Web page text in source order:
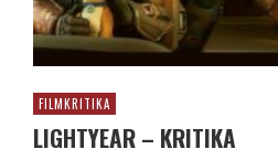
FILMKRITIKA
LIGHTYEAR – KRITIKA